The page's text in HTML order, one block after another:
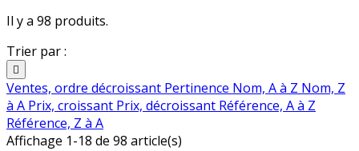
Il y a 98 produits.
Trier par :

Ventes, ordre décroissant Pertinence Nom, A à Z Nom, Z
à A Prix, croissant Prix, décroissant Référence, A à Z
Référence, Z à A
Affichage 1-18 de 98 article(s)